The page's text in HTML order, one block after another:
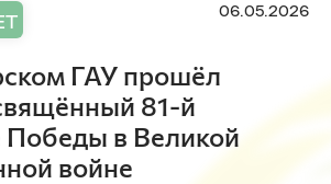
06.05.2026
ГАУ прошёл
81-й
в Великой
войне